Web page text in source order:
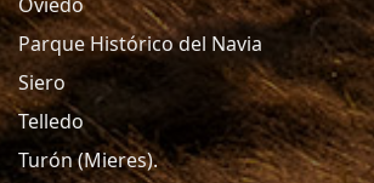
Parque Histórico del Navia
Siero
Telledo
Turón (Mieres).